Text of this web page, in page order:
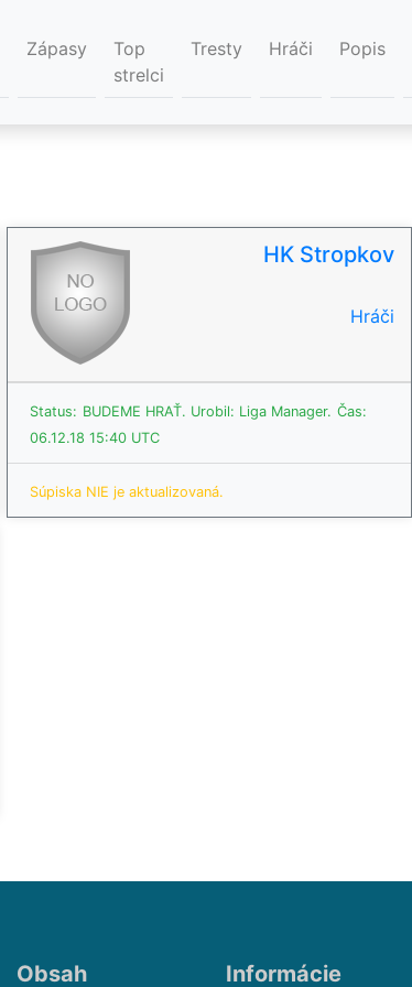
Zápasy
Top
strelci
Tresty Hráči Popis
HK Stropkov
Hráči
Status: BUDEME HRAŤ. Urobil: Liga Manager. Čas:
06.12.18 15:40 UTC
Súpiska NIE je aktualizovaná.
Obsah Informácie